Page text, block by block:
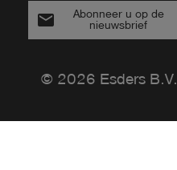
email
Abonneer u op de
nieuwsbrief
© 2026 Esders B.V.